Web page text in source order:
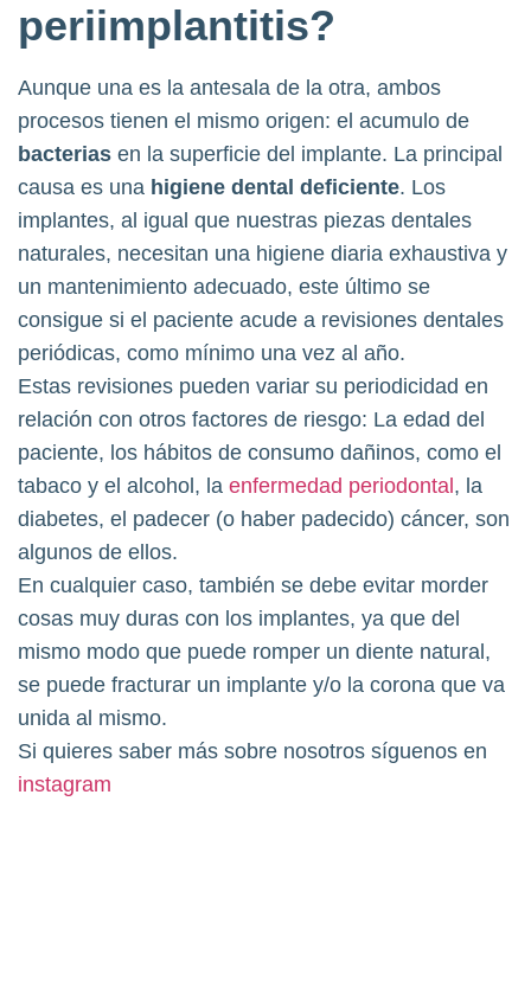
periimplantitis?
Aunque una es la antesala de la otra, ambos
procesos tienen el mismo origen: el acumulo de
bacterias en la superficie del implante. La principal
causa es una higiene dental deficiente. Los
implantes, al igual que nuestras piezas dentales
naturales, necesitan una higiene diaria exhaustiva y
un mantenimiento adecuado, este último se
consigue si el paciente acude a revisiones dentales
periódicas, como mínimo una vez al año.
Estas revisiones pueden variar su periodicidad en
relación con otros factores de riesgo: La edad del
paciente, los hábitos de consumo dañinos, como el
tabaco y el alcohol, la enfermedad periodontal , la
diabetes, el padecer (o haber padecido) cáncer, son
algunos de ellos.
En cualquier caso, también se debe evitar morder
cosas muy duras con los implantes, ya que del
mismo modo que puede romper un diente natural,
se puede fracturar un implante y/o la corona que va
unida al mismo.
Si quieres saber más sobre nosotros síguenos en
instagram